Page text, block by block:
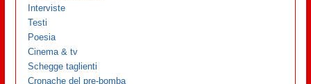
Interviste
Testi
Poesia
Cinema & tv
Schegge taglienti
Cronache del pre-bomba